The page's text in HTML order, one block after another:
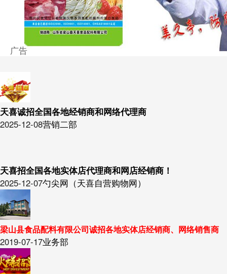
广告
天喜诚招全国各地经销商和网络代理商
2025-12-08营销二部
天喜招全国各地实体店代理商和网店经销商！
2025-12-07勺尖网（天喜自营购物网）
梁山县食品配料有限公司诚招各地实体店经销商、网络销售商
2019-07-17业务部